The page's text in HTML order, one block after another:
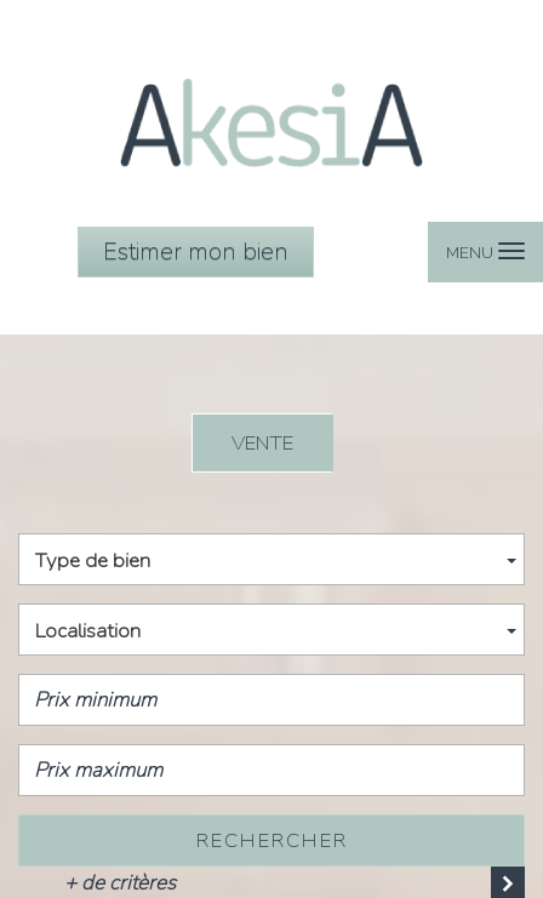
MENU
Estimer mon bien
VENTE
Type de bien
Localisation
RECHERCHER
+ de critères